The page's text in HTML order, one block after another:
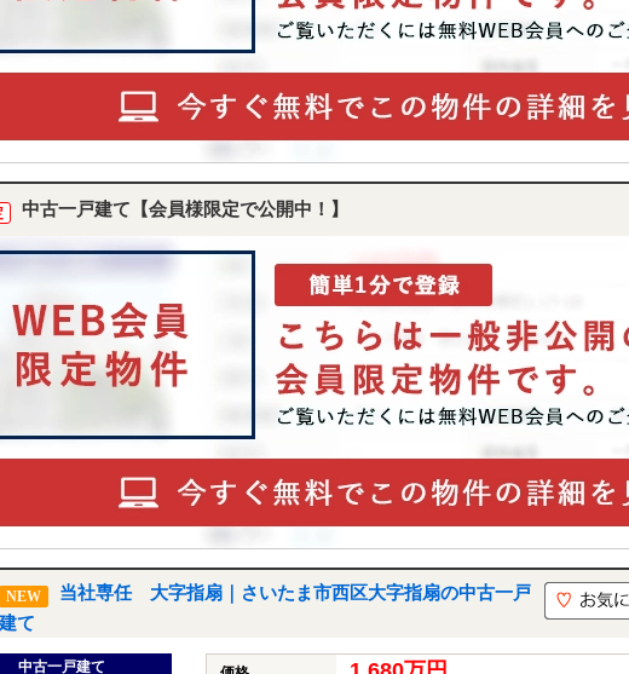
中古一戸建て【会員様限定で公開中！】
NEW
当社専任 大字指扇｜さいたま市西区大字指扇の中古一戸
建て
中古一戸建て